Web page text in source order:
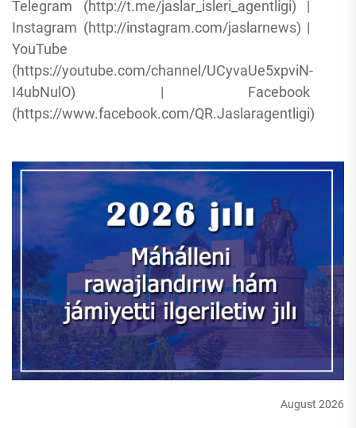
Telegram (http://t.me/jaslar_isleri_agentligi) |
Instagram (http://instagram.com/jaslarnews) |
YouTube
(https://youtube.com/channel/UCyvaUe5xpviN-
I4ubNulO) | Facebook
(https://www.facebook.com/QR.Jaslaragentligi)
August 2026